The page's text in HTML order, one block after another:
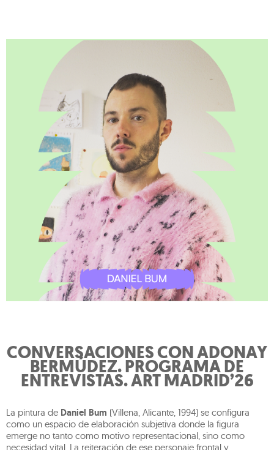
CONVERSACIONES CON ADONAY
BERMÚDEZ. PROGRAMA DE
ENTREVISTAS. ART MADRID’26
La pintura de Daniel Bum (Villena, Alicante, 1994) se configura
como un espacio de elaboración subjetiva donde la figura
emerge no tanto como motivo representacional, sino como
necesidad vital. La reiteración de ese personaje frontal y